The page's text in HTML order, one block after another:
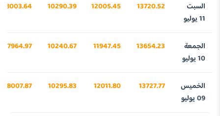
السبت
11 يوليو
13720.52
12005.45
10290.39
8003.64
الجمعة
10 يوليو
13654.23
11947.45
10240.67
7964.97
الخميس
09 يوليو
13727.77
12011.80
10295.83
8007.87